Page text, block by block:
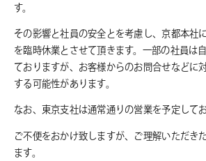
す。
その影響と社員の安全とを考慮し、京都本社
を臨時休業とさせて頂きます。一部の社員は
ておりますが、お客様からのお問合せなどに
する可能性があります。
なお、東京支社は通常通りの営業を予定してお
ご不便をおかけ致しますが、ご理解いただき
ます。